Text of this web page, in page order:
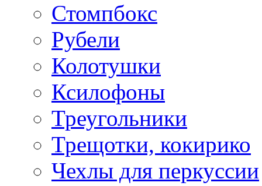
Стомпбокс
Рубели
Колотушки
Ксилофоны
Треугольники
Трещотки, кокирико
Чехлы для перкуссии